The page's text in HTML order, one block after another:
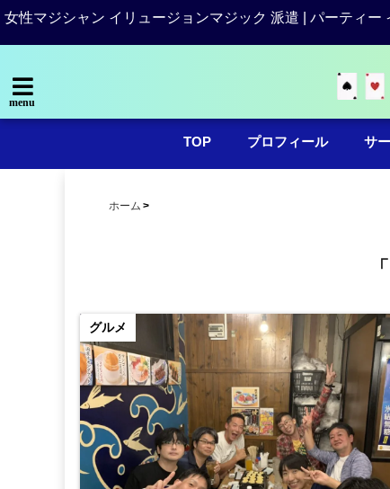
女性マジシャン イリュージョンマジック 派遣 | パーティー
menu
TOP プロフィール サ
ホーム
グルメ